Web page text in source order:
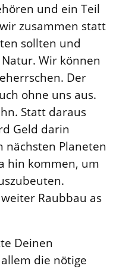
und ein Teil
zusammen statt
sollten und
Wir können
Der
ohne uns aus.
Statt daraus
Geld darin
nächsten Planeten
hin kommen, um
Raubbau as
Deinen
die nötige